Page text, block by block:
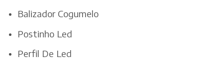
Balizador Cogumelo
Postinho Led
Perfil De Led